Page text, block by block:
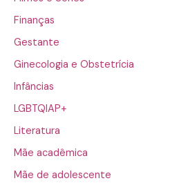
Finanças
Gestante
Ginecologia e Obstetrícia
Infâncias
LGBTQIAP+
Literatura
Mãe acadêmica
Mãe de adolescente